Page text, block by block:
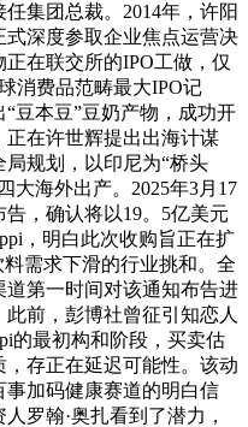
集团总裁。2014年，许阳
深度参取企业焦点运营决
在联交所的IPO工做，仅
消费品范畴最大IPO记
豆本豆”豆奶产物，成功开
正在许世辉提出出海计谋
规划，以印尼为“桥头
大海外出产。2025年3月17
，确认将以19。5亿美元
，明白此次收购旨正在扩
需求下滑的行业挑和。全
第一时间对该通知布告进
前，彭博社曾征引知恋人
的最初构和阶段，买卖估
存正在延迟可能性。该动
加码健康赛道的明白信
罗翰·奥扎看到了潜力，